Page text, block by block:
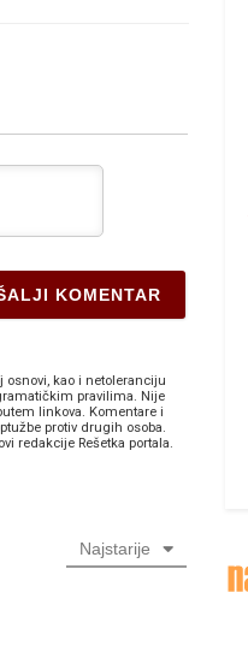
osnovi, kao i netoleranciju
pravilima. Nije
linkova. Komentare i
protiv drugih osoba.
redakcije Rešetka portala.
Najstarije